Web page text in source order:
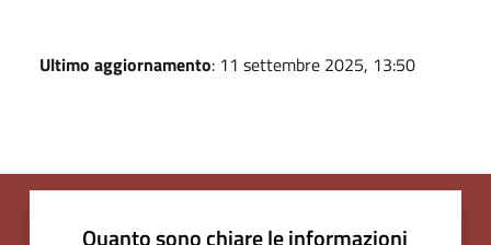
Ultimo aggiornamento: 11 settembre 2025, 13:50
Quanto sono chiare le informazioni